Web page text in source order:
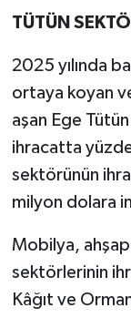
TÜTÜN
2025 yılında
ortaya koyan
aşan Ege
ihracatta
sektörünün
milyon dolara
Mobilya,
sektörlerinin
Kâğıt ve